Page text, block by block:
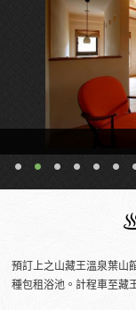
預訂上之山藏王溫泉葉山
種包租浴池。計程車至藏